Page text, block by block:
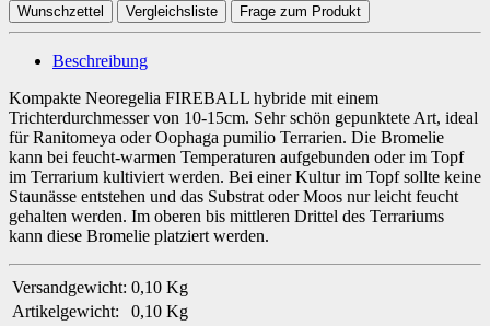
Wunschzettel Vergleichsliste Frage zum Produkt
Beschreibung
Kompakte Neoregelia FIREBALL hybride mit einem
Trichterdurchmesser von 10-15cm. Sehr schön gepunktete Art, ideal
für Ranitomeya oder Oophaga pumilio Terrarien. Die Bromelie
kann bei feucht-warmen Temperaturen aufgebunden oder im Topf
im Terrarium kultiviert werden. Bei einer Kultur im Topf sollte keine
Staunässe entstehen und das Substrat oder Moos nur leicht feucht
gehalten werden. Im oberen bis mittleren Drittel des Terrariums
kann diese Bromelie platziert werden.
Versandgewicht: 0,10 Kg
Artikelgewicht:
0,10 Kg